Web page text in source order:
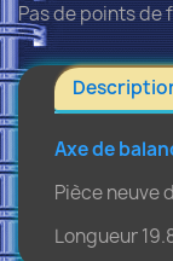
Pas de points
Axe de
Pièce neuve
Longueur